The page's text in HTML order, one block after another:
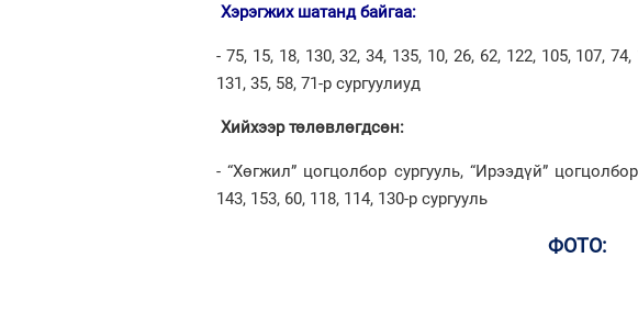
Хэрэгжих шатанд байгаа:
- 75, 15, 18, 130, 32, 34, 135, 10, 26, 62, 122, 105, 107,
131, 35, 58, 71-р сургуулиуд
Хийхээр төлөвлөгдсөн:
- “Хөгжил” цогцолбор сургууль, “Ирээдүй”
143, 153, 60, 118, 114, 130-р сургууль
ФОТО: